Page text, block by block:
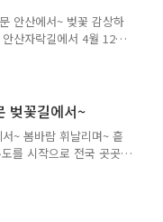
안산에서~ 벚꽃 감상하
산자락길에서 4월 12일
립니다. 서울 대표 벚
서 특별한 곳이기도
떠나보내는 곳, 아름
엔딩에 여러분을 초대
자락길 벚꽃음악회를
수준 높은 공연으로 꾸
벚꽃길에서~
~ 봄바람 휘날리며~ 흩
를 시작으로 전국 곳곳
향기로 물들기 시작
러가면 좋을까 고민되